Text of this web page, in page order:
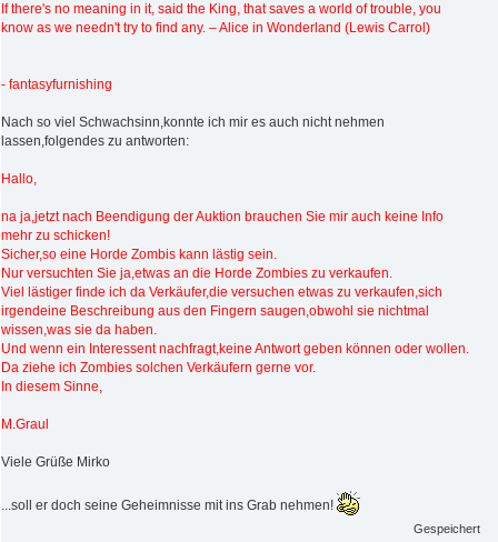
If there's no meaning in it, said the King, that saves a world of trouble, you
know as we needn't try to find any. – Alice in Wonderland (Lewis Carrol)
- fantasyfurnishing
Nach so viel Schwachsinn,konnte ich mir es auch nicht nehmen
lassen,folgendes zu antworten:
Hallo,
na ja,jetzt nach Beendigung der Auktion brauchen Sie mir auch keine Info
mehr zu schicken!
Sicher,so eine Horde Zombis kann lästig sein.
Nur versuchten Sie ja,etwas an die Horde Zombies zu verkaufen.
Viel lästiger finde ich da Verkäufer,die versuchen etwas zu verkaufen,sich
irgendeine Beschreibung aus den Fingern saugen,obwohl sie nichtmal
wissen,was sie da haben.
Und wenn ein Interessent nachfragt,keine Antwort geben können oder wollen.
Da ziehe ich Zombies solchen Verkäufern gerne vor.
In diesem Sinne,
M.Graul
Viele Grüße Mirko
...soll er doch seine Geheimnisse mit ins Grab nehmen!
Gespeichert